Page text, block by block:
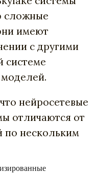
сложные
имеют
с другими
системе
моделей.
нейросетевые
отличаются от
по нескольким